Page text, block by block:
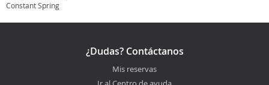
Constant Spring
¿Dudas? Contáctanos
Mis reservas